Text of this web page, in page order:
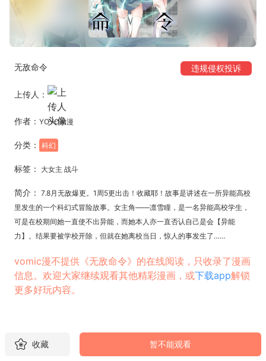
无敌命令 违规侵权投诉
上传人：
作者： YOYO动漫
分类： 科幻
标签： 大女主 战斗
简介： 7.8月无敌爆更。1周5更出击！收藏耶！故事是讲述在一所异能高校
里发生的一个科幻式冒险故事。女主角——凛雪瞳，是一名异能高校学生，
可是在校期间她一直使不出异能，而她本人亦一直否认自己是会【异能
力】。结果要被学校开除，但就在她离校当日，惊人的事发生了……
vomic漫不提供《无敌命令》的在线阅读，只收录了漫画
信息。欢迎大家继续观看其他精彩漫画，或下载app解锁
更多好玩内容。
收藏 暂不能观看